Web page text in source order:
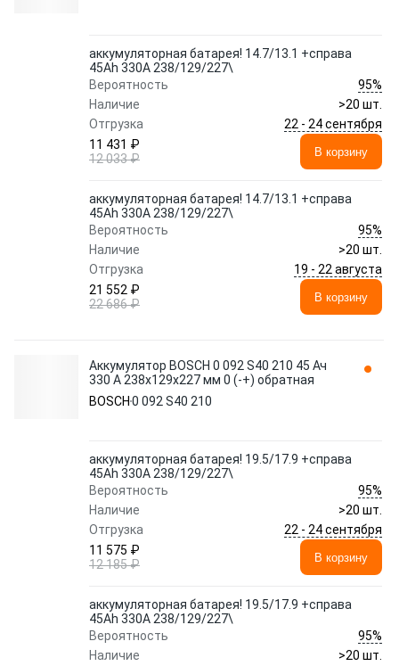
аккумуляторная батарея! 14.7/13.1 +справа
45Ah 330A 238/129/227\
Вероятность
95%
Наличие
>20 шт.
Отгрузка
22 - 24 сентября
11 431 ₽
12 033 ₽
В корзину
аккумуляторная батарея! 14.7/13.1 +справа
45Ah 330A 238/129/227\
Вероятность
95%
Наличие
>20 шт.
Отгрузка
19 - 22 августа
21 552 ₽
22 686 ₽
В корзину
Аккумулятор BOSCH 0 092 S40 210 45 Ач
330 А 238x129x227 мм 0 (-+) обратная
BOSCH 0 092 S40 210
аккумуляторная батарея! 19.5/17.9 +справа
45Ah 330A 238/129/227\
Вероятность
95%
Наличие
>20 шт.
Отгрузка
22 - 24 сентября
11 575 ₽
12 185 ₽
В корзину
аккумуляторная батарея! 19.5/17.9 +справа
45Ah 330A 238/129/227\
Вероятность
95%
Наличие
>20 шт.